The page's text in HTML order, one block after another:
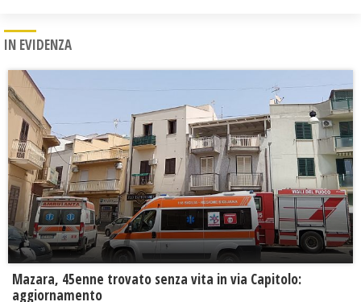
IN EVIDENZA
Mazara, 45enne trovato senza vita in via Capitolo:
aggiornamento